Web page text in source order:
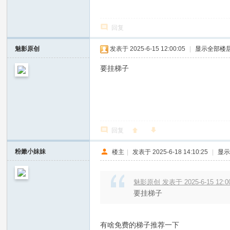
回复
魅影原创 发表于 2025-6-15 12:00:05 显示全部楼
要挂梯子
回复
粉嫩小妹妹 楼主 | 发表于 2025-6-18 14:10:25 | 显
魅影原创 发表于 2025-6-15
要挂梯子
有啥免费的梯子推荐一下